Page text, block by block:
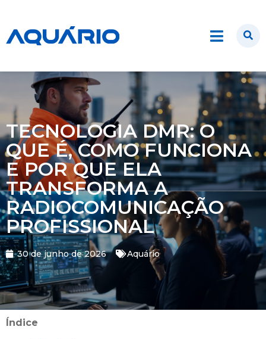
TECNOLOGIA DMR: O
QUE É, COMO FUNCIONA
E POR QUE ELA
TRANSFORMA A
RADIOCOMUNICAÇÃO
PROFISSIONAL
30 de junho de 2026 Aquário
Índice